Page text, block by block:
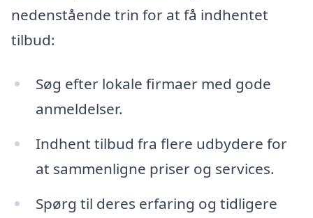
nedenstående trin for at få indhentet
tilbud:
Søg efter lokale firmaer med gode
anmeldelser.
Indhent tilbud fra flere udbydere for
at sammenligne priser og services.
Spørg til deres erfaring og tidligere